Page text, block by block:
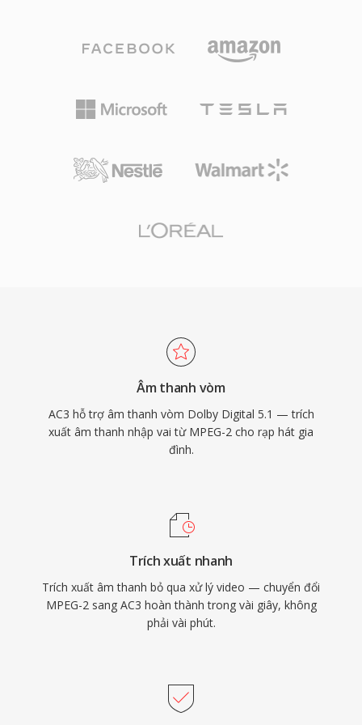
biến thể program stream phục vụ các ứng
dụng hướng lưu trữ như DVD. MPEG-2 hỗ trợ
at High Level, với tốc độ bit đạt 80 Mbps trong
hơn như H.264 và HEVC mang lại hiệu suất nén
vượt trội đáng kể, MPEG-2 vẫn bám rễ trong hạ
hàng tỷ đĩa DVD đang lưu hành trên toàn thế
không có sự suy giảm chất lượng rõ rệt. AC3
DVD-Video và được sử dụng rộng rãi trong đĩa
Blu-ray, phát sóng truyền hình kỹ thuật số
khả năng âm thanh vòm đa kênh, mang không
lời thoại tuyệt vời thông qua kênh trung tâm
lượng lớn thiết bị điện tử tiêu dùng.
Âm thanh vòm
AC3 hỗ trợ âm thanh vòm Dolby Digital 5.1 — trích
xuất âm thanh nhập vai từ MPEG-2 cho rạp hát gia
đình.
Trích xuất nhanh
Trích xuất âm thanh bỏ qua xử lý video — chuyển đổi
MPEG-2 sang AC3 hoàn thành trong vài giây, không
phải vài phút.